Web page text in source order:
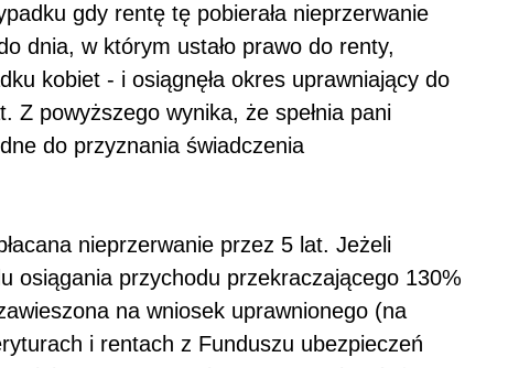
gdy rentę tę pobierała nieprzerwanie
dnia, w którym ustało prawo do renty,
kobiet - i osiągnęła okres uprawniający do
Z powyższego wynika, że spełnia pani
do przyznania świadczenia
nieprzerwanie przez 5 lat. Jeżeli
osiągania przychodu przekraczającego 130%
na wniosek uprawnionego (na
i rentach z Funduszu ubezpieczeń